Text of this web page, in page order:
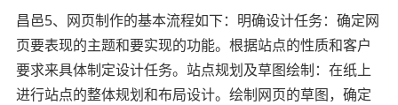
昌邑5、网页制作的基本流程如下：明确设计任务：确定网
页要表现的主题和要实现的功能。根据站点的性质和客户
要求来具体制定设计任务。站点规划及草图绘制：在纸上
进行站点的整体规划和布局设计。绘制网页的草图，确定